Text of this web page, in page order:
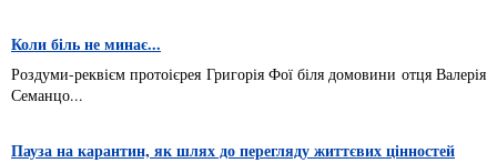
Коли біль не минає...
Роздуми-реквієм протоієрея Григорія Фої біля домовини отця Валерія
Семанцо...
Пауза на карантин, як шлях до перегляду життєвих цінностей